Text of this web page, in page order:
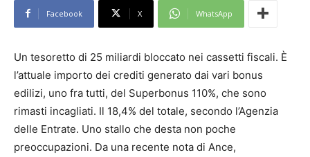
Facebook X WhatsApp
Un tesoretto di 25 miliardi bloccato nei cassetti fiscali. È
l’attuale importo dei crediti generato dai vari bonus
edilizi, uno fra tutti, del Superbonus 110%, che sono
rimasti incagliati. Il 18,4% del totale, secondo l’Agenzia
delle Entrate. Uno stallo che desta non poche
preoccupazioni. Da una recente nota di Ance,